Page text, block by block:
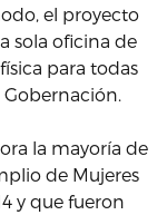
el proyecto
sola oficina de
para todas
Gobernación.
la mayoría de
de Mujeres
y que fueron